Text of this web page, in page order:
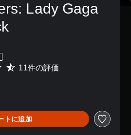
Lady Gaga
11件の評価
トに追加